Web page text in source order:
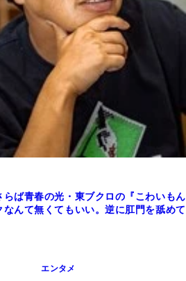
らば青春の光・東ブクロの『こわいもん
んて無くてもいい。逆に肛門を舐めて
エンタメ